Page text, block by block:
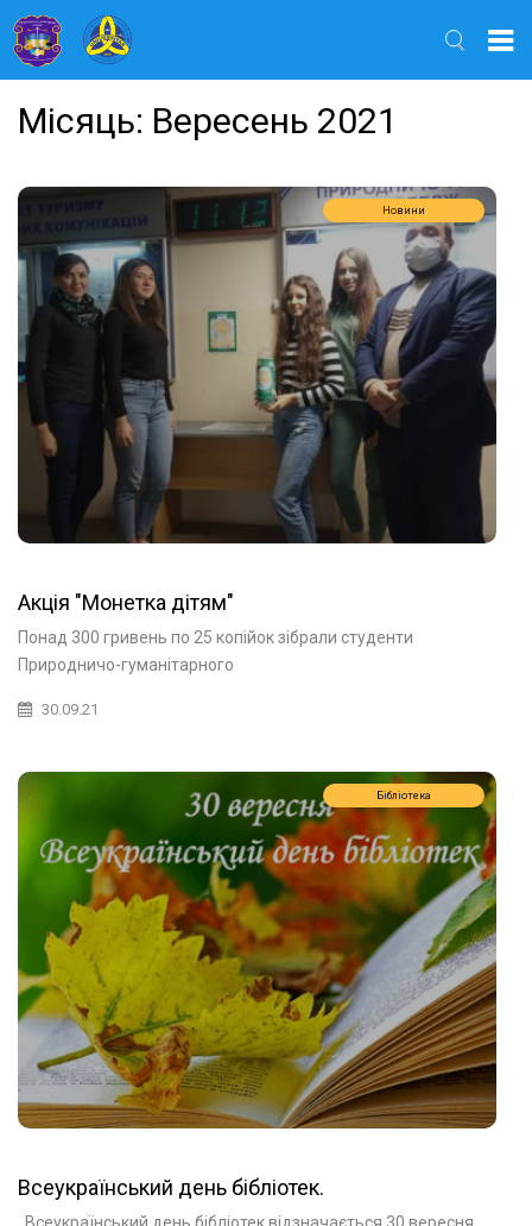
Місяць: Вересень 2021
Новини
Акція "Монетка дітям"
Понад 300 гривень по 25 копійок зібрали студенти
Природничо-гуманітарного
30.09.21
Бібліотека
Всеукраїнський день бібліотек.